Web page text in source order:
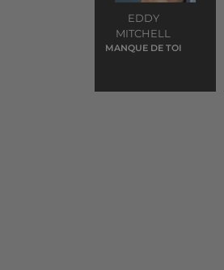
EDDY
MITCHELL
MANQUE DE TOI